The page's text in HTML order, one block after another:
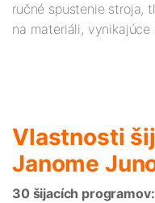
ručné spustenie stroja,
na materiáli,
Vlastnosti
Janome
30 šijacích